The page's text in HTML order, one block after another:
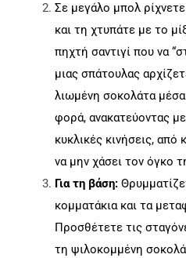
Σε μεγάλο μπολ
και τη χτυπάτε με το
πηχτή σαντιγί που να
μιας σπάτουλας
λιωμένη σοκολάτα μέσα
φορά, ανακατεύοντας
κυκλικές κινήσεις,
να μην χάσει τον όγκο
Για τη βάση:
κομματάκια και τα
Προσθέτετε τις
τη ψιλοκομμένη